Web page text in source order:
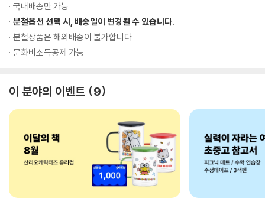
국내배송만 가능
분철옵션 선택 시, 배송일이 변경될 수 있습니다.
분철상품은 해외배송이 불가합니다.
문화비소득공제 가능
이 분야의 이벤트 9